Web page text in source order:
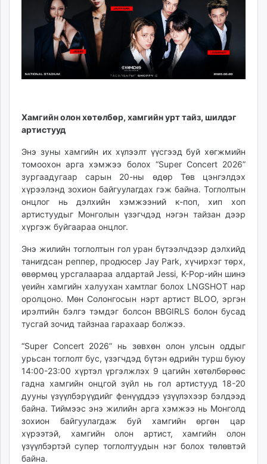
mnb.mn
Livetv.mn
ergelt.mn
zarig.mn
zuv.mn
mminfo.mn
ugluu.mn
urlag.mn
unen.mn
asu.mn
shudarga.mn
shuurhai.mn
unuudur.mn
isee.mn
mglradio.com
fact.mn
tumen.mn
shuum.mn
times.mn
tvmongolia.mn
mass.mn
unegui.mn
assa.mn
toim.mn
Хамгийн олон хөтөлбөр, хамгийн урт тайз, шилдэг
артистууд
Энэ зуны хамгийн их хүлээлт үүсгээд буй хөгжмийн
томоохон арга хэмжээ болох “Super Concert 2026”
зургаадугаар сарын 20-ны өдөр Төв цэнгэлдэх
хүрээлэнд зохион байгуулагдах гэж байна. Тоглолтын
онцлог нь дэлхийн хэмжээний к-поп, хип хоп
артистуудыг Монголын үзэгчдэд нэгэн тайзан дээр
хүргэж буйгаараа онцлог.
Энэ жилийн тоглолтын гол уран бүтээлчдээр дэлхийд
танигдсан реппер, продюсер Jay Park, хүчирхэг төрх,
өвөрмөц урсгалаараа алдартай Jessi, K-Pop-ийн шинэ
үеийн хамгийн халуухан хамтлаг болох LNGSHOT нар
оролцоно. Мөн Солонгосын нэрт артист BLOO, эргэн
ирэлтийн бэлгэ тэмдэг болсон BBGIRLS болон бусад
тусгай зочид тайзнаа гарахаар болжээ.
“Super Concert 2026” нь зөвхөн олон улсын оддыг
урьсан тоглолт бус, үзэгчдэд бүтэн өдрийн турш буюу
14:00-23:00 хүртэл үргэлжлэх 9 цагийн хөтөлбөрөөс
гадна хамгийн онцгой зүйл нь гол артистууд 18-20
дууны үзүүлбэрүүдийг фенүүддээ үзүүлэхээр бэлдээд
байна. Тиймээс энэ жилийн арга хэмжээ нь Монголд
зохион байгуулагдаж буй хамгийн өргөн цар
хүрээтэй, хамгийн олон артист, хамгийн олон
үзүүлбэртэй супер тоглолтуудын нэг болох төлөвтэй
байна.